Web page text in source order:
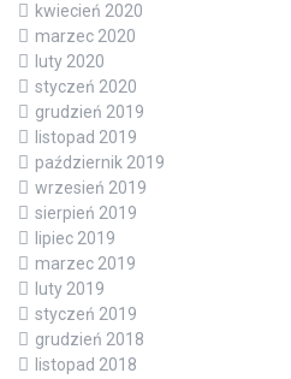
kwiecień 2020
marzec 2020
luty 2020
styczeń 2020
grudzień 2019
listopad 2019
październik 2019
wrzesień 2019
sierpień 2019
lipiec 2019
marzec 2019
luty 2019
styczeń 2019
grudzień 2018
listopad 2018